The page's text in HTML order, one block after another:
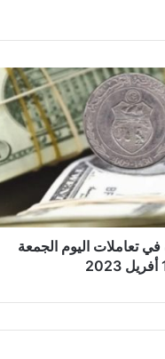
تعاملات اليوم الجمعة